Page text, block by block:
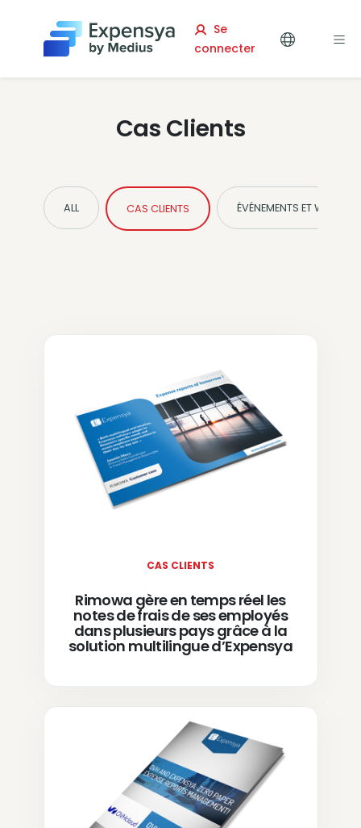
Expensya
Se
connecter
Cas Clients
ALL CAS CLIENTS ÉVÉNEMENTS ET
CAS CLIENTS
Rimowa gère en temps réel les
notes de frais de ses employés
dans plusieurs pays grâce à la
solution multilingue d’Expensya